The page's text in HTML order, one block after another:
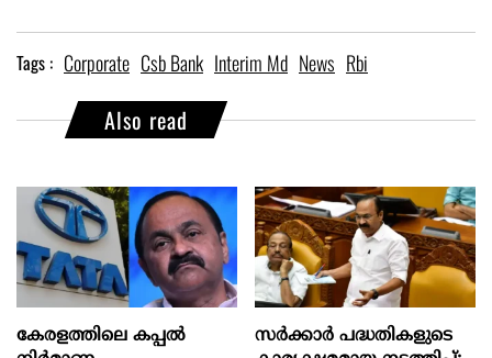
Tags : Corporate Csb Bank Interim Md News Rbi
Also read
കേരളത്തിലെ കപ്പൽ
സര്‍ക്കാര്‍ പദ്ധതികളുടെ